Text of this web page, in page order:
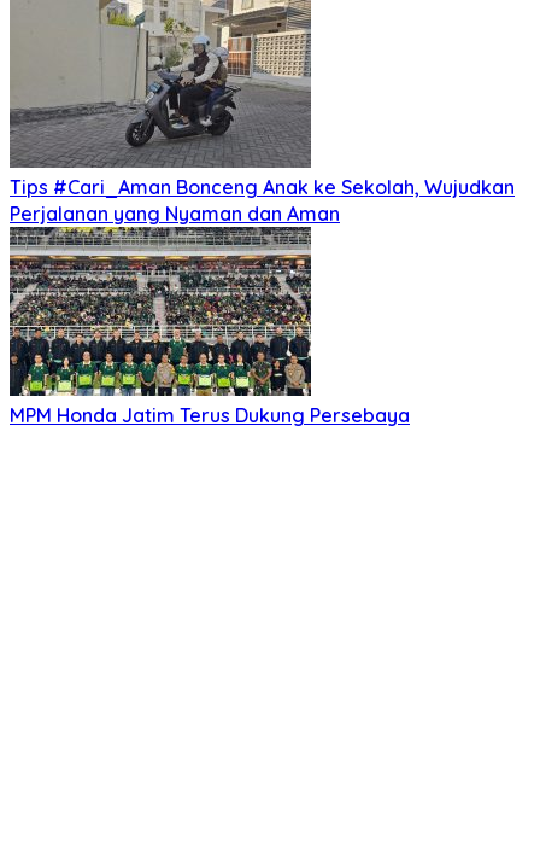
Tips #Cari_Aman Bonceng Anak ke Sekolah, Wujudkan
Perjalanan yang Nyaman dan Aman
MPM Honda Jatim Terus Dukung Persebaya